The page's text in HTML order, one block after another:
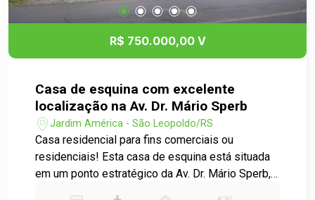
Localizada em uma rua de grande fluxo no bairro,
esta casa é perfeita para quem busca morar bem
e, ao mesmo tempo, aproveitar a visibilidade e o
R$ 750.000,00 V
Casa de esquina com excelente
localização na Av. Dr. Mário Sperb
Jardim América - São Leopoldo/RS
Casa residencial para fins comerciais ou
residenciais! Esta casa de esquina está situada
em um ponto estratégico da Av. Dr. Mário Sperb,